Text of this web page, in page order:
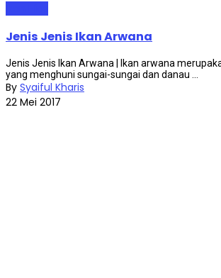
Jenis Jenis Ikan Arwana
Jenis Jenis Ikan Arwana | Ikan arwana
yang menghuni sungai-sungai dan danau ...
By Syaiful Kharis
22 Mei 2017